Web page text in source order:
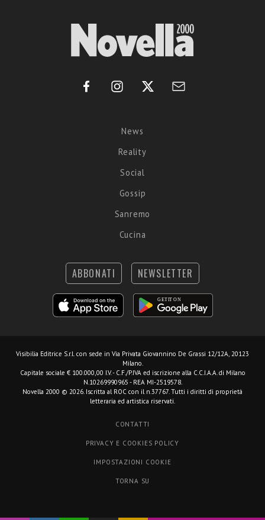
News
Reality
Social
Gossip
Sanremo
Cucina
ABBONATI NEWSLETTER
Visibilia Editrice S.r.l. con sede in Via Privata Giovannino De Grassi 12/12A, 20123
Milano.
Capitale sociale € 100.000,00 I.V. - C.F./P.IVA ed iscrizione alla C.C.I.A.A. di Milano
N.10269990965 - REA MI-2519578.
Novella 2000 © 2026. Iscritta al ROC con il n.37767. Tutti i diritti di proprietà
letteraria ed artistica riservati.
CONTATTI
PRIVACY E COOKIES POLICY
IMPOSTAZIONI COOKIE
TORNA SU